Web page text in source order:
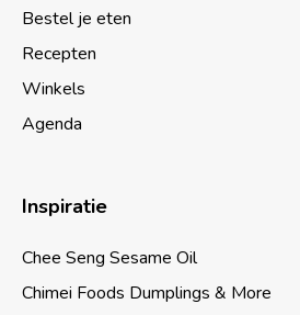
Bestel je eten
Recepten
Winkels
Agenda
Inspiratie
Chee Seng Sesame Oil
Chimei Foods Dumplings & More